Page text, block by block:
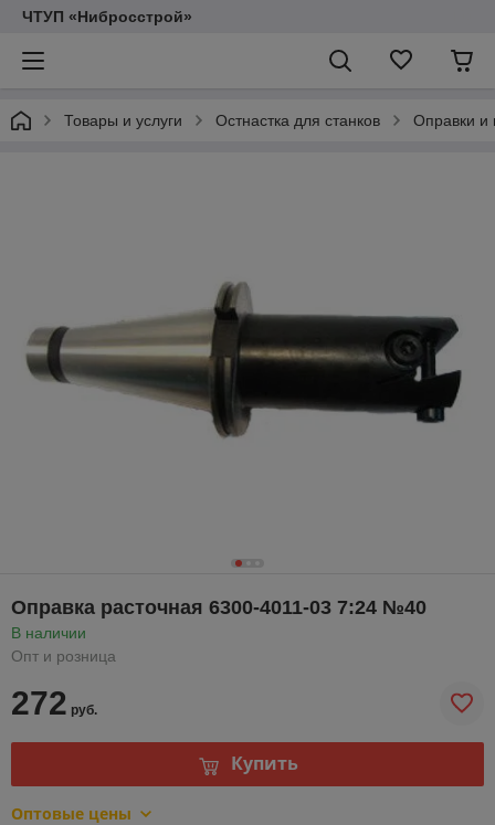
ЧТУП «Нибросстрой»
Товары и услуги Остнастка для станков Оправки и
Оправка расточная 6300-4011-03 7:24 №40
В наличии
Опт и розница
272 руб.
Купить
Оптовые цены